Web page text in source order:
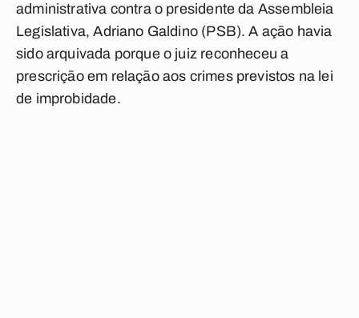
administrativa contra o presidente da Assembleia
Legislativa, Adriano Galdino (PSB). A ação havia
sido arquivada porque o juiz reconheceu a
prescrição em relação aos crimes previstos na lei
de improbidade.